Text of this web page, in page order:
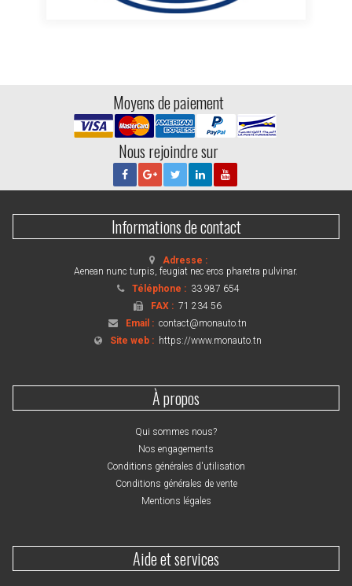
Moyens de paiement
Nous rejoindre sur
Informations de contact
Adresse :
Aenean nunc turpis, feugiat nec eros pharetra pulvinar.
Téléphone : 33 987 654
FAX :71 234 56
Email :contact@monauto.tn
Site web : https://www.monauto.tn
À propos
Qui sommes nous?
Nos engagements
Conditions générales d'utilisation
Conditions générales de vente
Mentions légales
Aide et services